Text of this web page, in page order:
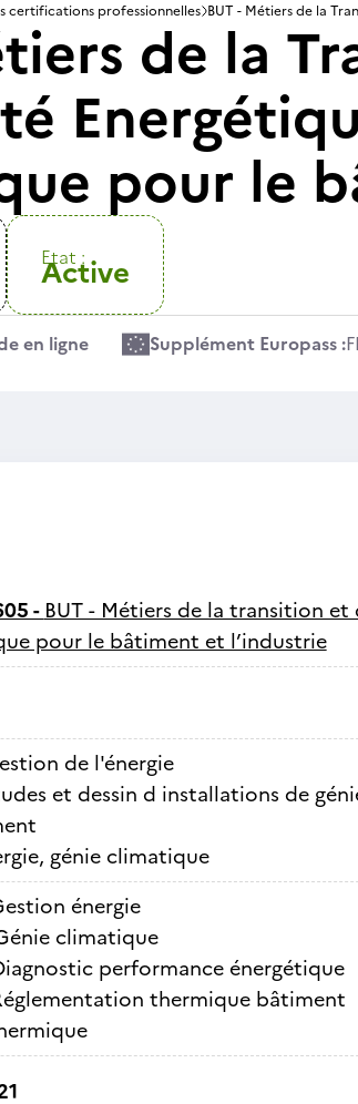
certifications professionnelles
de la
pour le
Etat :
Active
en ligne Supplément Europass :
- BUT - Métiers de la transition
pour le bâtiment et l’industrie
de l'énergie
et dessin d installations de
génie climatique
énergie
climatique
performance énergétique
thermique bâtiment